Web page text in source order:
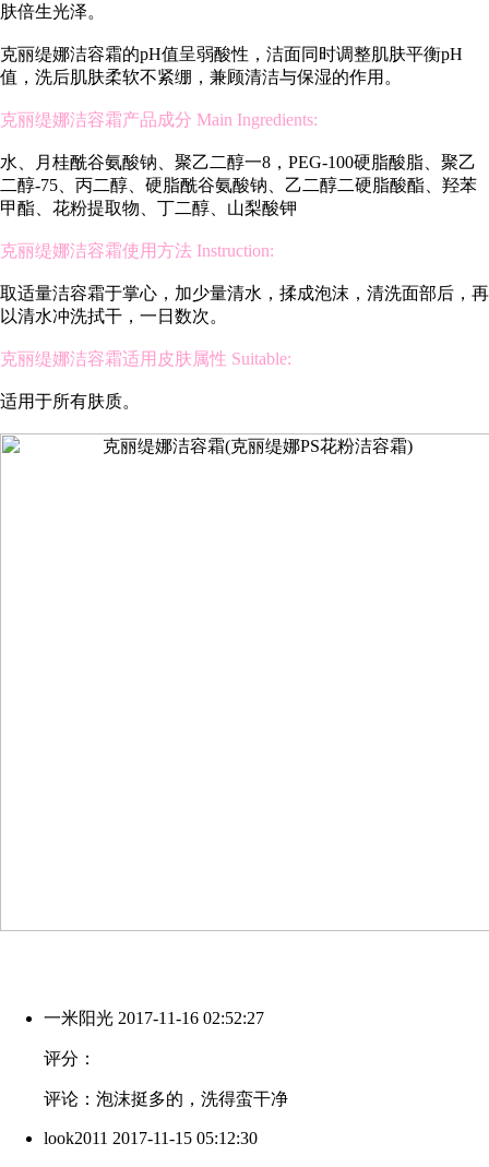
肤倍生光泽。
克丽缇娜洁容霜的pH值呈弱酸性，洁面同时调整肌肤平衡pH
值，洗后肌肤柔软不紧绷，兼顾清洁与保湿的作用。
克丽缇娜洁容霜产品成分 Main Ingredients:
水、月桂酰谷氨酸钠、聚乙二醇一8，PEG-100硬脂酸脂、聚乙
二醇-75、丙二醇、硬脂酰谷氨酸钠、乙二醇二硬脂酸酯、羟苯
甲酯、花粉提取物、丁二醇、山梨酸钾
克丽缇娜洁容霜使用方法 Instruction:
取适量洁容霜于掌心，加少量清水，揉成泡沫，清洗面部后，再
以清水冲洗拭干，一日数次。
克丽缇娜洁容霜适用皮肤属性 Suitable:
适用于所有肤质。
一米阳光 2017-11-16 02:52:27
评分：
评论：泡沫挺多的，洗得蛮干净
look2011 2017-11-15 05:12:30